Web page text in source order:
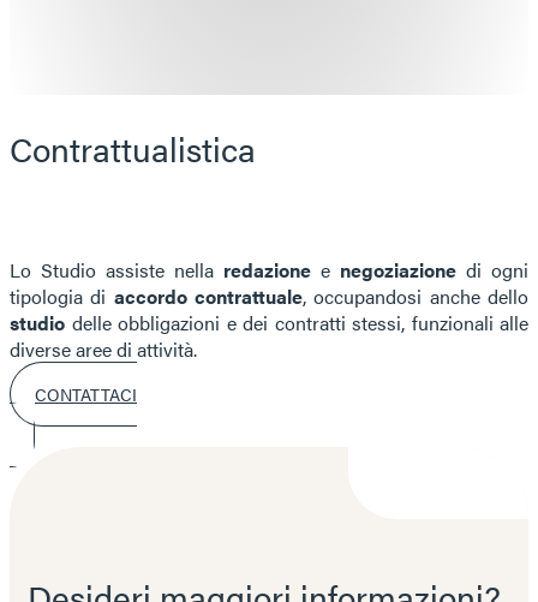
Contrattualistica
Lo Studio assiste nella redazione e negoziazione di ogni
tipologia di accordo contrattuale, occupandosi anche dello
studio delle obbligazioni e dei contratti stessi, funzionali alle
diverse aree di attività.
CONTATTACI